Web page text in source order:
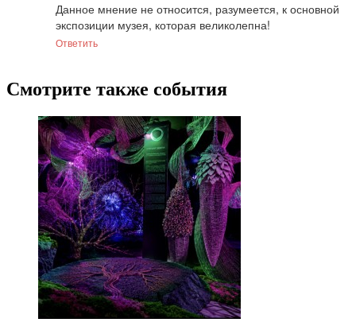
Данное мнение не относится, разумеется, к основной
экспозиции музея, которая великолепна!
Ответить
Смотрите также события